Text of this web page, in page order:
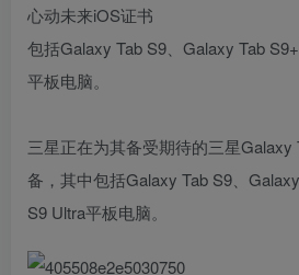
包括Galaxy Tab S9、Galaxy Tab
平板电脑。
三星正在为其备受期待的三星Galaxy
备，其中包括Galaxy Tab S9、
S9 Ultra平板电脑。